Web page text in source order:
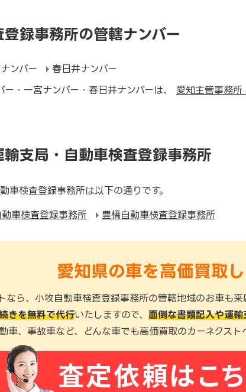
録事務所の管轄ナンバー
ンバー
春日井ナンバー
・一宮ナンバー・春日井ナンバーは、 愛知主管事務所
輸支局・自動車検査登録事務所
車検査登録事務所は以下の通りです。
車検査登録事務所 豊橋自動車検査登録事務所
愛知県の車を高価買取し
なら、小牧自動車検査登録事務所の管轄地域のお車も
きを無料で代行いたしますので、 面倒な書類記入や運
車、事故車など、どんな車でも高価買取のカーネクスト